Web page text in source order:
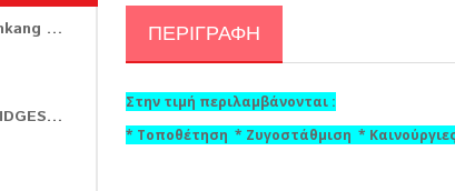
195/45R15 Nankang AS-3 78V
265/65R17 BRIDGESTONE DUELER AT002 112 T
ΠΕΡΙΓΡΑΦΉ
Στην τιμή περιλαμβάνονται :
* Τοποθέτηση * Ζυγοστάθμιση *